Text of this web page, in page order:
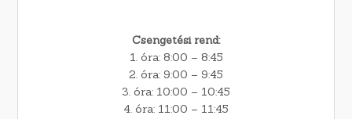
Csengetési rend:
1. óra: 8:00 – 8:45
2. óra: 9:00 – 9:45
3. óra: 10:00 – 10:45
4. óra: 11:00 – 11:45